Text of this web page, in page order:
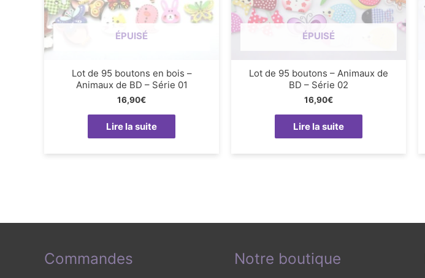
ÉPUISÉ
Lot de 95 boutons en bois –
Animaux de BD – Série 01
16,90€
Lire la suite
ÉPUISÉ
Lot de 95 boutons – Animaux de
BD – Série 02
16,90€
Lire la suite
Commandes Notre boutique